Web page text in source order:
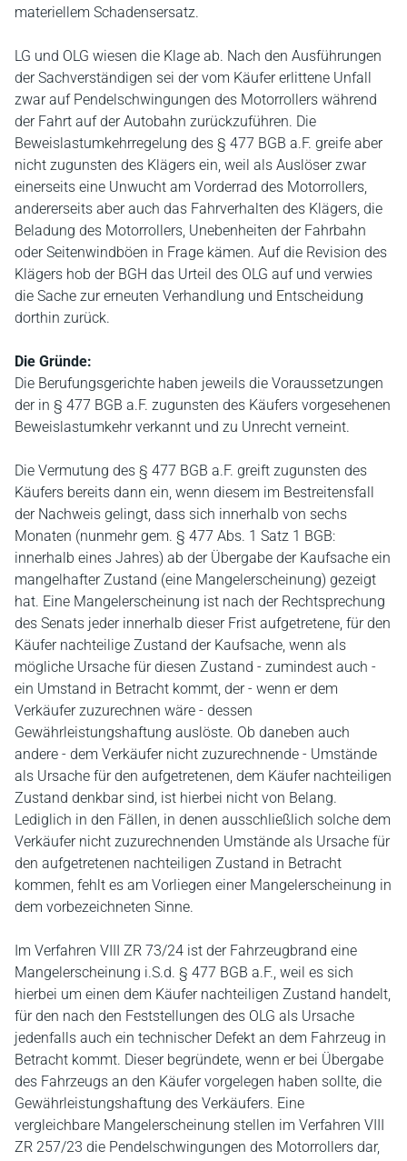
materiellem Schadensersatz.
LG und OLG wiesen die Klage ab. Nach den Ausführungen
der Sachverständigen sei der vom Käufer erlittene Unfall
zwar auf Pendelschwingungen des Motorrollers während
der Fahrt auf der Autobahn zurückzuführen. Die
Beweislastumkehrregelung des § 477 BGB a.F. greife aber
nicht zugunsten des Klägers ein, weil als Auslöser zwar
einerseits eine Unwucht am Vorderrad des Motorrollers,
andererseits aber auch das Fahrverhalten des Klägers, die
Beladung des Motorrollers, Unebenheiten der Fahrbahn
oder Seitenwindböen in Frage kämen. Auf die Revision des
Klägers hob der BGH das Urteil des OLG auf und verwies
die Sache zur erneuten Verhandlung und Entscheidung
dorthin zurück.
Die Gründe:
Die Berufungsgerichte haben jeweils die Voraussetzungen
der in § 477 BGB a.F. zugunsten des Käufers vorgesehenen
Beweislastumkehr verkannt und zu Unrecht verneint.
Die Vermutung des § 477 BGB a.F. greift zugunsten des
Käufers bereits dann ein, wenn diesem im Bestreitensfall
der Nachweis gelingt, dass sich innerhalb von sechs
Monaten (nunmehr gem. § 477 Abs. 1 Satz 1 BGB:
innerhalb eines Jahres) ab der Übergabe der Kaufsache ein
mangelhafter Zustand (eine Mangelerscheinung) gezeigt
hat. Eine Mangelerscheinung ist nach der Rechtsprechung
des Senats jeder innerhalb dieser Frist aufgetretene, für den
Käufer nachteilige Zustand der Kaufsache, wenn als
mögliche Ursache für diesen Zustand - zumindest auch -
ein Umstand in Betracht kommt, der - wenn er dem
Verkäufer zuzurechnen wäre - dessen
Gewährleistungshaftung auslöste. Ob daneben auch
andere - dem Verkäufer nicht zuzurechnende - Umstände
als Ursache für den aufgetretenen, dem Käufer nachteiligen
Zustand denkbar sind, ist hierbei nicht von Belang.
Lediglich in den Fällen, in denen ausschließlich solche dem
Verkäufer nicht zuzurechnenden Umstände als Ursache für
den aufgetretenen nachteiligen Zustand in Betracht
kommen, fehlt es am Vorliegen einer Mangelerscheinung in
dem vorbezeichneten Sinne.
Im Verfahren VIII ZR 73/24 ist der Fahrzeugbrand eine
Mangelerscheinung i.S.d. § 477 BGB a.F., weil es sich
hierbei um einen dem Käufer nachteiligen Zustand handelt,
für den nach den Feststellungen des OLG als Ursache
jedenfalls auch ein technischer Defekt an dem Fahrzeug in
Betracht kommt. Dieser begründete, wenn er bei Übergabe
des Fahrzeugs an den Käufer vorgelegen haben sollte, die
Gewährleistungshaftung des Verkäufers. Eine
vergleichbare Mangelerscheinung stellen im Verfahren VIII
ZR 257/23 die Pendelschwingungen des Motorrollers dar,